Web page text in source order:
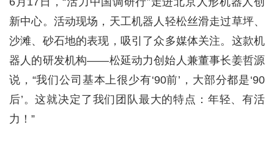
新中心。活动现场，天工机器人轻松丝滑走过草坪、
沙滩、砂石地的表现，吸引了众多媒体关注。这款机
器人的研发机构——松延动力创始人兼董事长姜哲源
说，“我们公司基本上很少有‘90前’，大部分都是‘90
后’。这就决定了我们团队最大的特点：年轻、有活
力！”